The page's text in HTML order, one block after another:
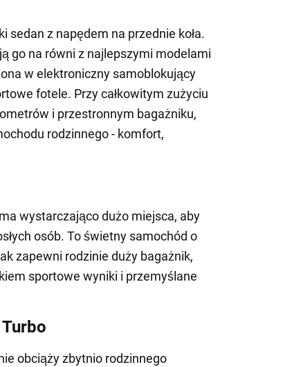
z napędem na przednie koła.
go na równi z najlepszymi modelami
w elektroniczny samoblokujący
fotele. Przy całkowitym zużyciu
i przestronnym bagażniku,
rodzinnego - komfort,
wystarczająco dużo miejsca, aby
osób. To świetny samochód o
zapewni rodzinie duży bagażnik,
sportowe wyniki i przemyślane
obciąży zbytnio rodzinnego